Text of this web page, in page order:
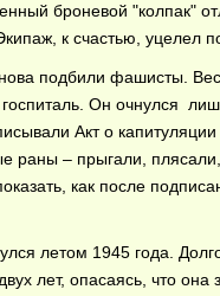
броневой "колпак"
к счастью, уцелел
подбили фашисты.
Он очнулся
Акт о
раны – прыгали,
как после
летом 1945 года.
лет, опасаясь, что она